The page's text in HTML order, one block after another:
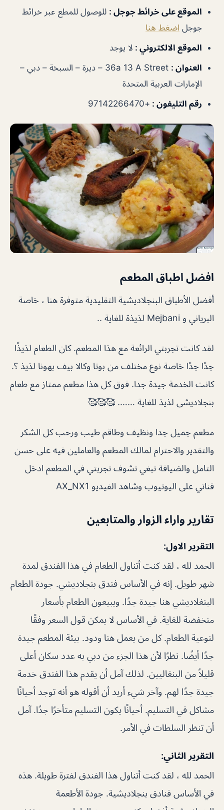
الموقع على خرائط جوجل : للوصول للمطع عبر خرائط
جوجل اضغط هنا
الموقع الالكتروني : لا يوجد
العنوان :
36a 13 A Street – ديرة – السبخة – دبي –
الإمارات العربية المتحدة
رقم التليفون : +97142266470
افضل اطباق المطعم
أفضل الأطباق البنجلاديشية التقليدية متوفرة هنا ، خاصة
البرياني و Mejbani لذيذة للغاية ..
لقد كانت تجربتي الرائعة مع هذا المطعم. كان الطعام لذيذًا
جدًا جدًا خاصة نوع مختلف من بوتا وكالا بيف بهونا لذيذ ؟.
كانت الخدمة جيدة جدا. فوق كل هذا مطعم ممتاز مع طعام
بنجلاديشى لذيذ للغاية ……. 🥰🥰🥰
مطعم جميل جدا ونظيف وطاقم طيب ورحب كل الشكر
والتقدير والاحترام لمالك المطعم والعاملين فيه على حسن
التامل والضيافة تبغي تشوف تجربتي في المطعم ادخل
قناتي على اليوتيوب وشاهد الفيديو AX_NX1
تقارير واراء الزوار والمتابعين
التقرير الاول:
الحمد لله ، لقد كنت أتناول الطعام في هذا الفندق لمدة
شهر طويل. إنه في الأساس فندق بنجلاديشي. جودة الطعام
البنغلاديشي هنا جيدة جدًا. ويبيعون الطعام بأسعار
منخفضة للغاية. في الأساس لا يمكن قول السعر وفقًا
لنوعية الطعام. كل من يعمل هنا ودود. بيئة المطعم جيدة
جدًا أيضًا. نظرًا لأن هذا الجزء من دبي به عدد سكان أعلى
قليلاً من البنغاليين. لذلك آمل أن يقدم هذا الفندق خدمة
جيدة جدًا لهم. وآخر شيء أريد أن أقوله هو أنه توجد أحيانًا
مشاكل في التسليم. أحيانًا يكون التسليم متأخرًا جدًا. آمل
أن تنظر السلطات في الأمر.
التقرير الثاني:
الحمد لله ، لقد كنت أتناول هذا الفندق لفترة طويلة. هذه
في الأساس فنادق بنجلاديشية. جودة الأطعمة